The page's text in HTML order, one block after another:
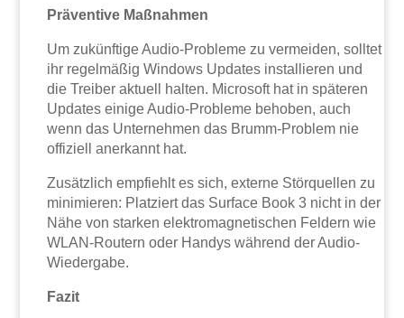
Präventive Maßnahmen
Um zukünftige Audio-Probleme zu vermeiden, solltet
ihr regelmäßig Windows Updates installieren und
die Treiber aktuell halten. Microsoft hat in späteren
Updates einige Audio-Probleme behoben, auch
wenn das Unternehmen das Brumm-Problem nie
offiziell anerkannt hat.
Zusätzlich empfiehlt es sich, externe Störquellen zu
minimieren: Platziert das Surface Book 3 nicht in der
Nähe von starken elektromagnetischen Feldern wie
WLAN-Routern oder Handys während der Audio-
Wiedergabe.
Fazit